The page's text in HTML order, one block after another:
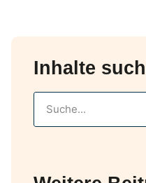
Inhalte